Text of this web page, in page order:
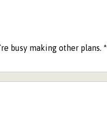
busy making other plans. *